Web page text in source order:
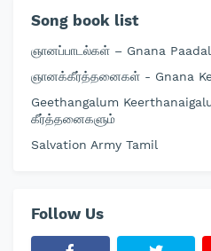
Song book list
ஞானப்பாடல்கள் – Gnana
ஞானக்கீர்த்தனைகள் - Gnana
Geethangalum
கீர்த்தனைகளும்
Salvation Army Tamil
Follow Us